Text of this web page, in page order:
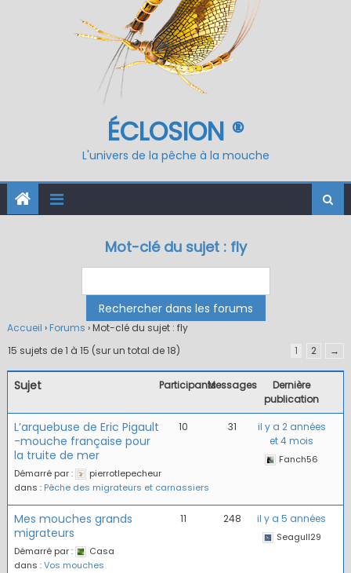
ÉCLOSION ®
L'univers de la pêche à la mouche
Mot-clé du sujet : fly
Accueil › Forums ›Mot-clé du sujet : fly
15 sujets de 1 à 15 (sur un total de 18)
1 2 →
Sujet ParticipantsMessages
Dernière
publication
L’arquebuse de Eric Pigault
-mouche française pour
la truite de mer
Démarré par :
pierrotlepecheur
dans : Pêche des migrateurs et carnassiers
10 31
il y a 2 années
et 4 mois
Fanch56
Mes mouches grands
migrateurs
Démarré par :
Casa
dans :Vos mouches
11 248 il y a 5 années
Seagull29